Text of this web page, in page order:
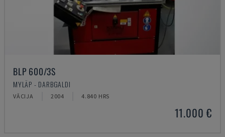
BLP 600/3S
MYLÄP - DARBGALDI
VĀCIJA 2004 4.840 HRS
11.000 €